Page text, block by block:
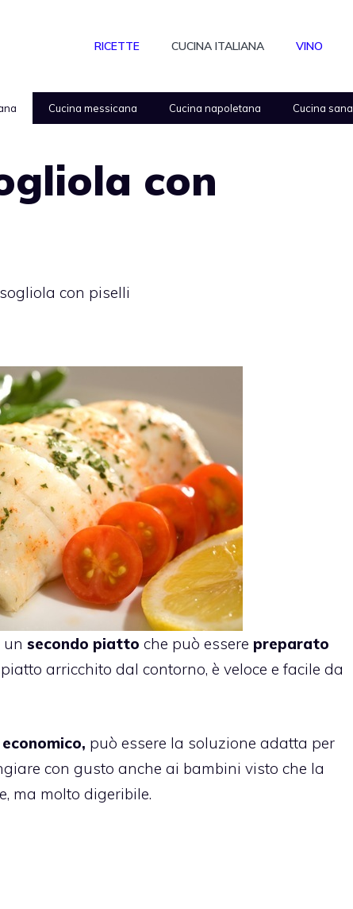
RICETTE CUCINA ITALIANA VINO
Cucina messicana Cucina napoletana Cucina sana
con
con piselli
un secondo piatto che può essere preparato
arricchito dal contorno, è veloce e facile da
può essere la soluzione adatta per
con gusto anche ai bambini visto che la
ma molto digeribile.